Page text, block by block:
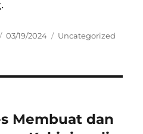
Posted
03/19/2024 Categories
Uncategorized
Membuat dan